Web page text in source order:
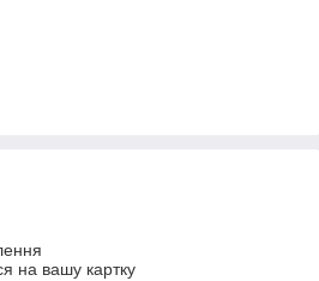
на вашу картку